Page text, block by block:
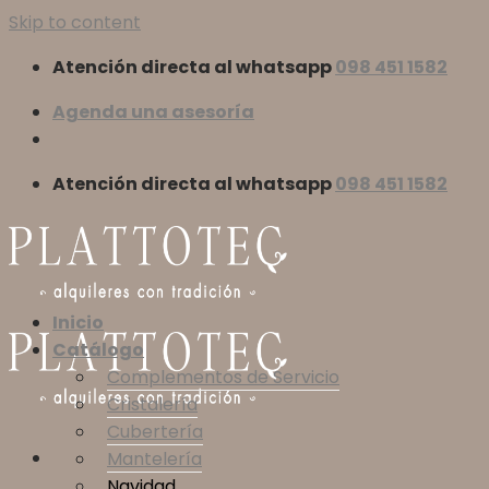
Skip to content
Atención directa al whatsapp098 451 1582
Agenda una asesoría
Atención directa al whatsapp098 451 1582
Inicio
Catálogo
Complementos de Servicio
Cristalería
Cubertería
Mantelería